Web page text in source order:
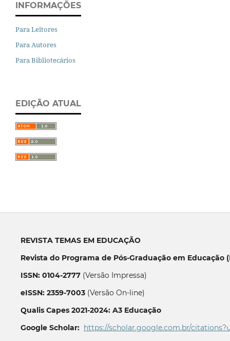
INFORMAÇÕES
Para Leitores
Para Autores
Para Bibliotecários
EDIÇÃO ATUAL
REVISTA TEMAS EM EDUCAÇÃO
Revista do Programa de Pós-Graduação em Educação
ISSN: 0104-2777(Versão Impressa)
eISSN: 2359-7003(Versão On-line)
Qualis Capes 2021-2024: A3 Educação
Google Scholar: https://scholar.google.com.br/